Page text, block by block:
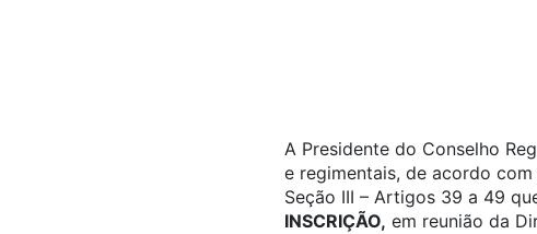
A Presidente do Conselho
e regimentais, de acordo com
Seção III – Artigos 39 a 49
INSCRIÇÃO, em reunião da